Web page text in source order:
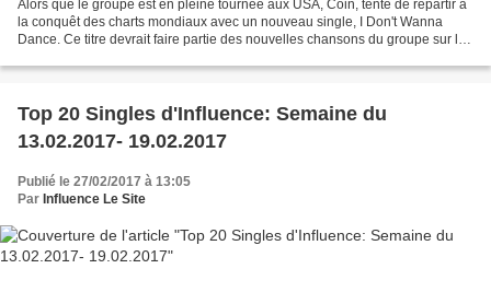
Alors que le groupe est en pleine tournée aux USA, Coin, tente de repartir à
la conquêt des charts mondiaux avec un nouveau single, I Don't Wanna
Dance. Ce titre devrait faire partie des nouvelles chansons du groupe sur le
Top 20 Singles d'Influence: Semaine du
13.02.2017- 19.02.2017
Publié le 27/02/2017 à 13:05
Par Influence Le Site